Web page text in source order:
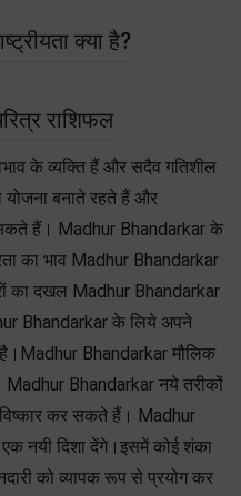
क्या है?
राशिफल
के व्यक्ति हैं और सदैव गतिशील
बनाते रहते हैं और
हैं। Madhur Bhandarkar के
का भाव Madhur Bhandarkar
दखल Madhur Bhandarkar
Bhandarkar के लिये अपने
है।Madhur Bhandarkar मौलिक
Madhur Bhandarkar नये तरीकों
कर सकते हैं। Madhur
नयी दिशा देंगे।इसमें कोई शंका
को व्यापक रूप से प्रयोग कर